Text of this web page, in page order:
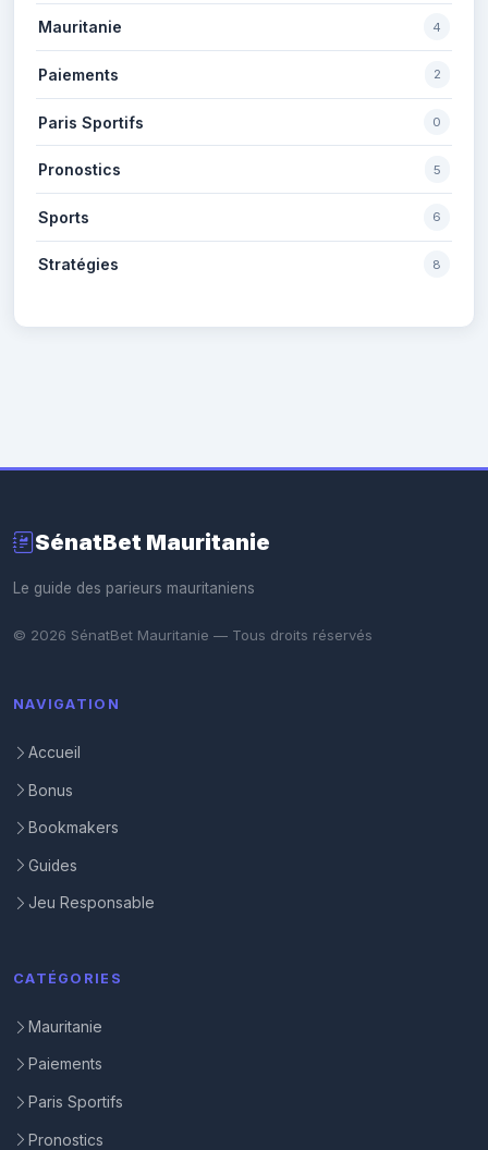
Mauritanie 4
Paiements 2
Paris Sportifs 0
Pronostics 5
Sports 6
Stratégies 8
SénatBet Mauritanie
Le guide des parieurs mauritaniens
© 2026 SénatBet Mauritanie — Tous droits réservés
NAVIGATION
Accueil
Bonus
Bookmakers
Guides
Jeu Responsable
CATÉGORIES
Mauritanie
Paiements
Paris Sportifs
Pronostics